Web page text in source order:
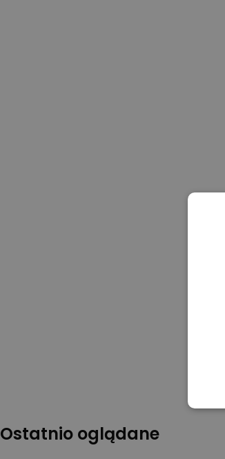
Ostatnio oglądane